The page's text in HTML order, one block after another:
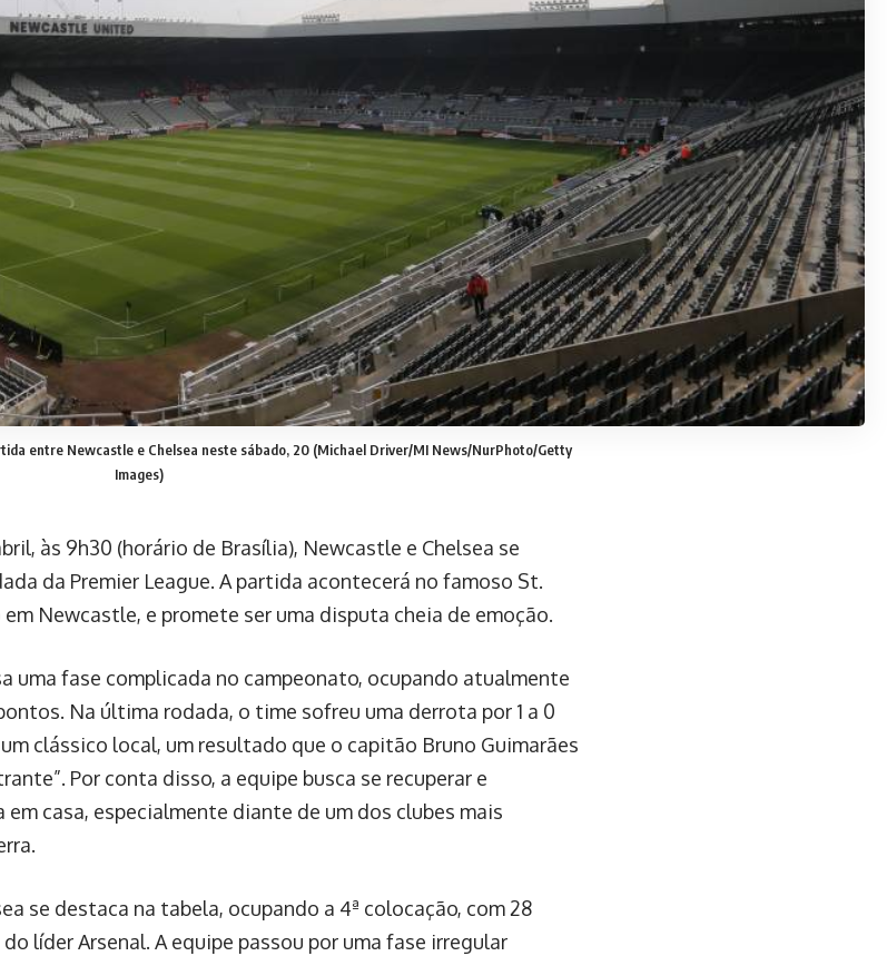
entre Newcastle e Chelsea neste sábado, 20 (Michael Driver/MI News/NurPhoto/Getty
Images)
às 9h30 (horário de Brasília), Newcastle e Chelsea se
da Premier League. A partida acontecerá no famoso St.
em Newcastle, e promete ser uma disputa cheia de emoção.
uma fase complicada no campeonato, ocupando atualmente
Na última rodada, o time sofreu uma derrota por 1 a 0
clássico local, um resultado que o capitão Bruno Guimarães
Por conta disso, a equipe busca se recuperar e
casa, especialmente diante de um dos clubes mais
se destaca na tabela, ocupando a 4ª colocação, com 28
líder Arsenal. A equipe passou por uma fase irregular